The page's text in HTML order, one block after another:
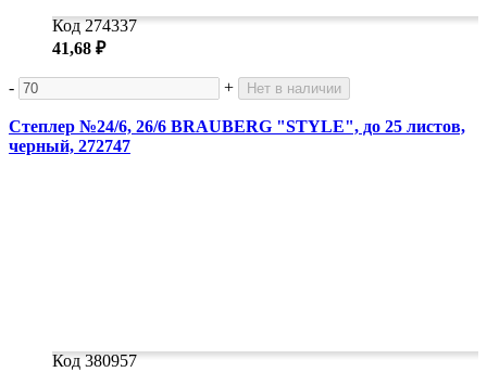
Код 274337
41,68 ₽
- + Нет в наличии
Степлер №24/6, 26/6 BRAUBERG "STYLE", до 25 листов,
черный, 272747
Код 380957